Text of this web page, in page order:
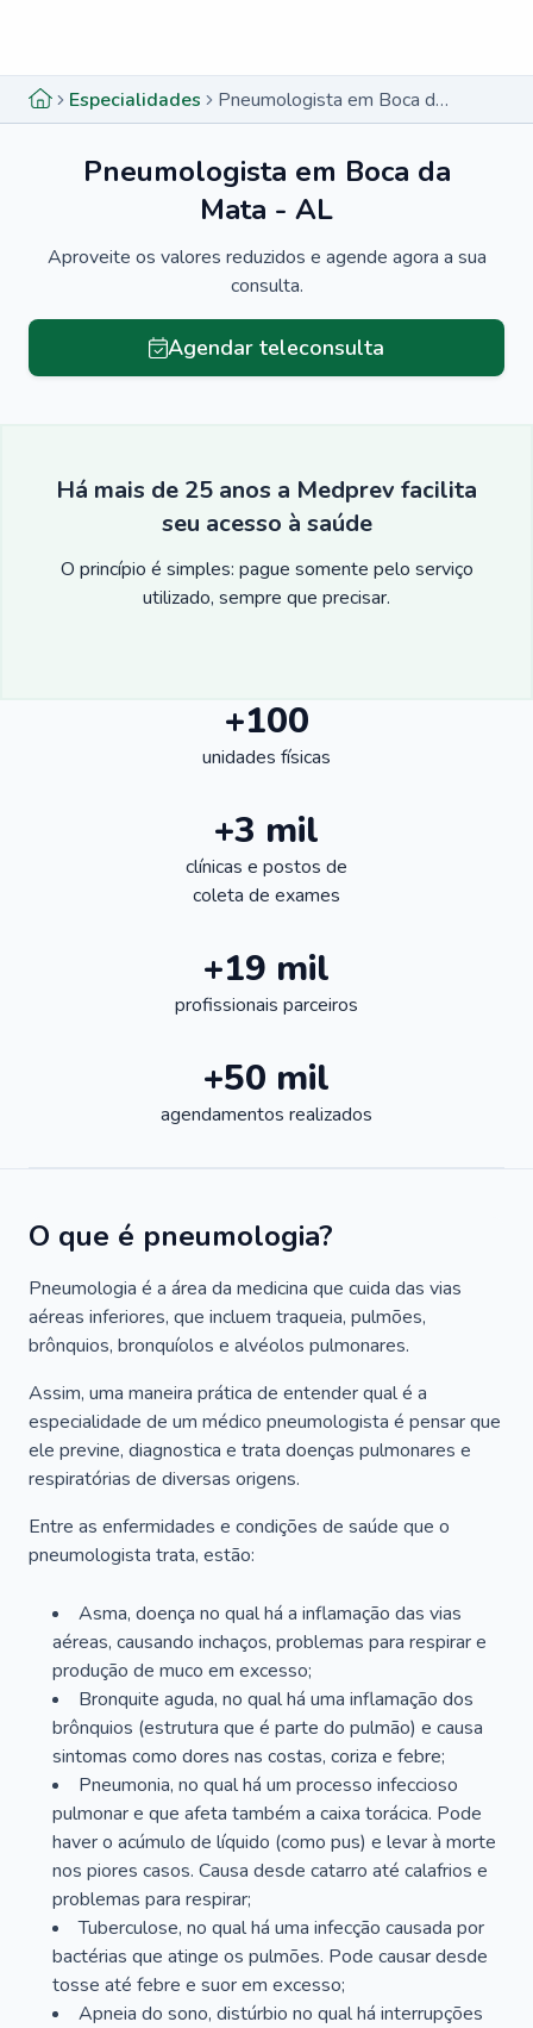
Especialidades Pneumologista em Boca da Mata - AL
Pneumologista em Boca da
Mata - AL
Aproveite os valores reduzidos e agende agora a sua
consulta.
Agendar teleconsulta
Há mais de 25 anos a Medprev facilita
seu acesso à saúde
O princípio é simples: pague somente pelo serviço
utilizado, sempre que precisar.
+100
unidades físicas
+3 mil
clínicas e postos de
coleta de exames
+19 mil
profissionais parceiros
+50 mil
agendamentos realizados
O que é pneumologia?
Pneumologia é a área da medicina que cuida das vias
aéreas inferiores, que incluem traqueia, pulmões,
brônquios, bronquíolos e alvéolos pulmonares.
Assim, uma maneira prática de entender qual é a
especialidade de um médico pneumologista é pensar que
ele previne, diagnostica e trata doenças pulmonares e
respiratórias de diversas origens.
Entre as enfermidades e condições de saúde que o
pneumologista trata, estão:
Asma, doença no qual há a inflamação das vias
aéreas, causando inchaços, problemas para respirar e
produção de muco em excesso;
Bronquite aguda, no qual há uma inflamação dos
brônquios (estrutura que é parte do pulmão) e causa
sintomas como dores nas costas, coriza e febre;
Pneumonia, no qual há um processo infeccioso
pulmonar e que afeta também a caixa torácica. Pode
haver o acúmulo de líquido (como pus) e levar à morte
nos piores casos. Causa desde catarro até calafrios e
problemas para respirar;
Tuberculose, no qual há uma infecção causada por
bactérias que atinge os pulmões. Pode causar desde
tosse até febre e suor em excesso;
Apneia do sono, distúrbio no qual há interrupções